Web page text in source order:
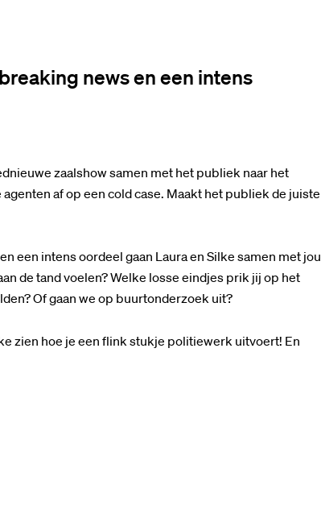
news en een intens
zaalshow samen met het publiek naar het
af op een cold case. Maakt het publiek de juiste
een intens oordeel gaan Laura en Silke samen met jou
de tand voelen? Welke losse eindjes prik jij op het
Of gaan we op buurtonderzoek uit?
zien hoe je een flink stukje politiewerk uitvoert! En